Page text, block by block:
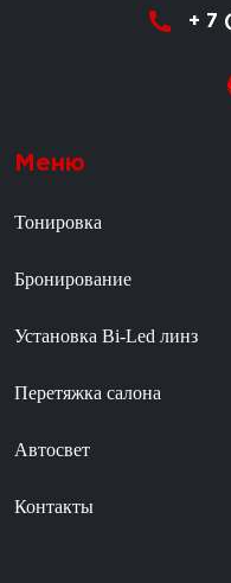
+ 7
Меню
Тонировка
Бронирование
Установка Bi-Led линз
Перетяжка салона
Автосвет
Контакты